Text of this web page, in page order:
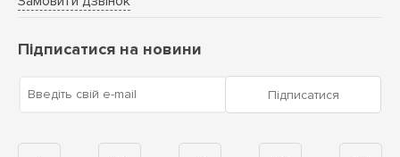
Підписатися на новини
Введіть свій e-mail Підписатися